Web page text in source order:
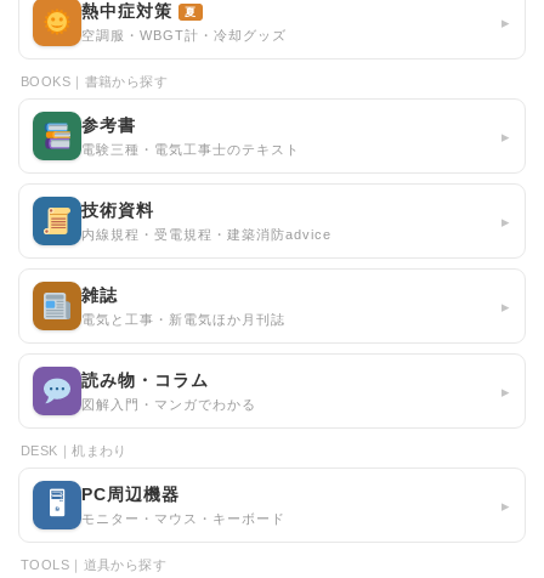
熱中症対策 夏
空調服・WBGT計・冷却グッズ
▸
BOOKS｜書籍から探す
参考書
電験三種・電気工事士のテキスト
▸
技術資料
内線規程・受電規程・建築消防advice
▸
雑誌
電気と工事・新電気ほか月刊誌
▸
読み物・コラム
図解入門・マンガでわかる
▸
DESK｜机まわり
🖥 PC周辺機器
モニター・マウス・キーボード
▸
TOOLS｜道具から探す